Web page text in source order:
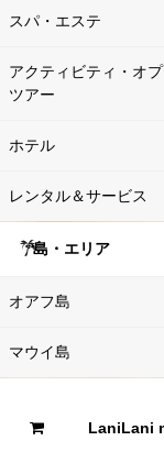
スパ・エステ
アクティビティ・オ
ツアー
ホテル
レンタル＆サービス
島・エリア
オアフ島
マウイ島
LaniLani